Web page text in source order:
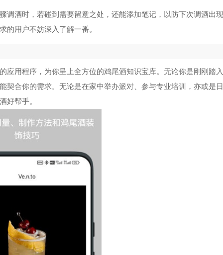
调酒时，若碰到需要留意之处，还能添加笔记，以防下次调酒出
的用户不妨深入了解一番。
应用程序，为你呈上全方位的鸡尾酒知识宝库。无论你是刚刚踏
契合你的需求。无论是在家中举办派对、参与专业培训，亦或是
好帮手。